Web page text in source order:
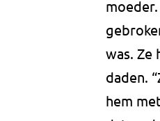
was. Ze
daden.
hem